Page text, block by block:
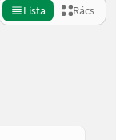
Lista Rács